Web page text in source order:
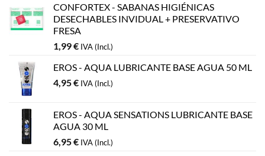
CONFORTEX - SABANAS HIGIÉNICAS
DESECHABLES INVIDUAL + PRESERVATIVO
FRESA
1,99€ IVA (Incl.)
EROS - AQUA LUBRICANTE BASE AGUA 50 ML
4,95€ IVA (Incl.)
EROS - AQUA SENSATIONS LUBRICANTE BASE
AGUA 30 ML
6,95€ IVA (Incl.)